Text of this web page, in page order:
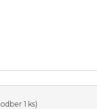
1 ks)